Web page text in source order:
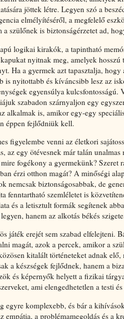
jöttek létre. Legyen szó a
elmélyítéséről, a megfelelő
a szülőnek is biztonságérzetet ad,
logikai kirakók, a tapintható
nyitnak meg, amelyek
Ha a gyermek azt tapasztalja,
is nyitottabb és kíváncsibb lesz az
egyensúlya
szabadon szárnyaljon egy
alkalmak is, amikor egy-egy
éppen fejlődniük kell.
figyelembe venni az életkori
az egy ötévesnek már talán
fogékony a gyermekünk? Szeret
érzi otthon magát? A minőségi
nemcsak biztonságosabbak, de
fenntartható szemléletet is
és a letisztult formák segítenek
hanem az alkotás békés
játék erejét sem szabad elfelejteni.
magát, azok a percek, amikor a
kitalált történeteket adnak
a készségek fejlődnek, hanem a
és képernyők helyett a fizikai
ami elengedhetetlen a testi
egyre komplexebb, és bár a
empátia, a problémamegoldás és a